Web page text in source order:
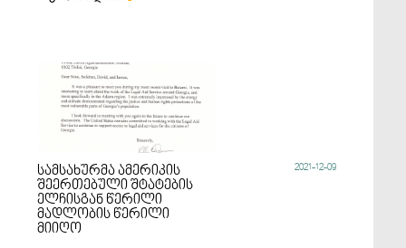
სამსახურმა ამერიკის
შეერთებული შტატების
ელჩისგან წერილი
მადლობის წერილი
მიიღო
2021-12-09